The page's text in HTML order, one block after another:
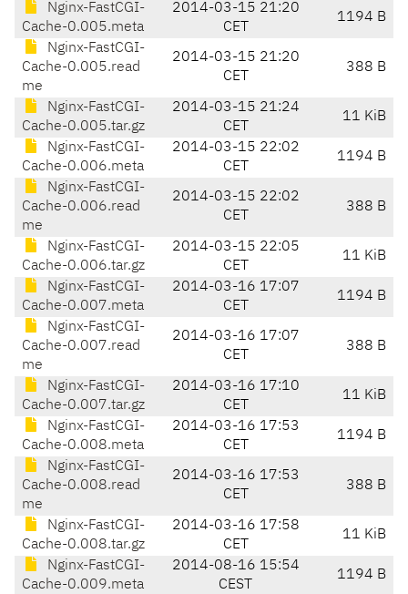
Nginx-FastCGI-
Cache-0.005.meta
2014-03-15 21:20
CET
1194 B
Nginx-FastCGI-
Cache-0.005.read
me
2014-03-15 21:20
CET
388 B
Nginx-FastCGI-
Cache-0.005.tar.gz
2014-03-15 21:24
CET
11 KiB
Nginx-FastCGI-
Cache-0.006.meta
2014-03-15 22:02
CET
1194 B
Nginx-FastCGI-
Cache-0.006.read
me
2014-03-15 22:02
CET
388 B
Nginx-FastCGI-
Cache-0.006.tar.gz
2014-03-15 22:05
CET
11 KiB
Nginx-FastCGI-
Cache-0.007.meta
2014-03-16 17:07
CET
1194 B
Nginx-FastCGI-
Cache-0.007.read
me
2014-03-16 17:07
CET
388 B
Nginx-FastCGI-
Cache-0.007.tar.gz
2014-03-16 17:10
CET
11 KiB
Nginx-FastCGI-
Cache-0.008.meta
2014-03-16 17:53
CET
1194 B
Nginx-FastCGI-
Cache-0.008.read
me
2014-03-16 17:53
CET
388 B
Nginx-FastCGI-
Cache-0.008.tar.gz
2014-03-16 17:58
CET
11 KiB
Nginx-FastCGI-
Cache-0.009.meta
2014-08-16 15:54
CEST
1194 B